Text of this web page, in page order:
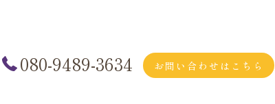
080-9489-3634 お問い合わせはこちら